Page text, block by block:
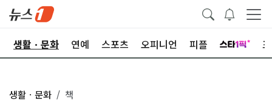
생활ㆍ문화 연예 스포츠 오피니언 피플
생활ㆍ문화 책